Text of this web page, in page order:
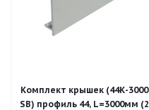
Комплект крышек (44К-3000
SB) профиль 44, L=3000мм (2